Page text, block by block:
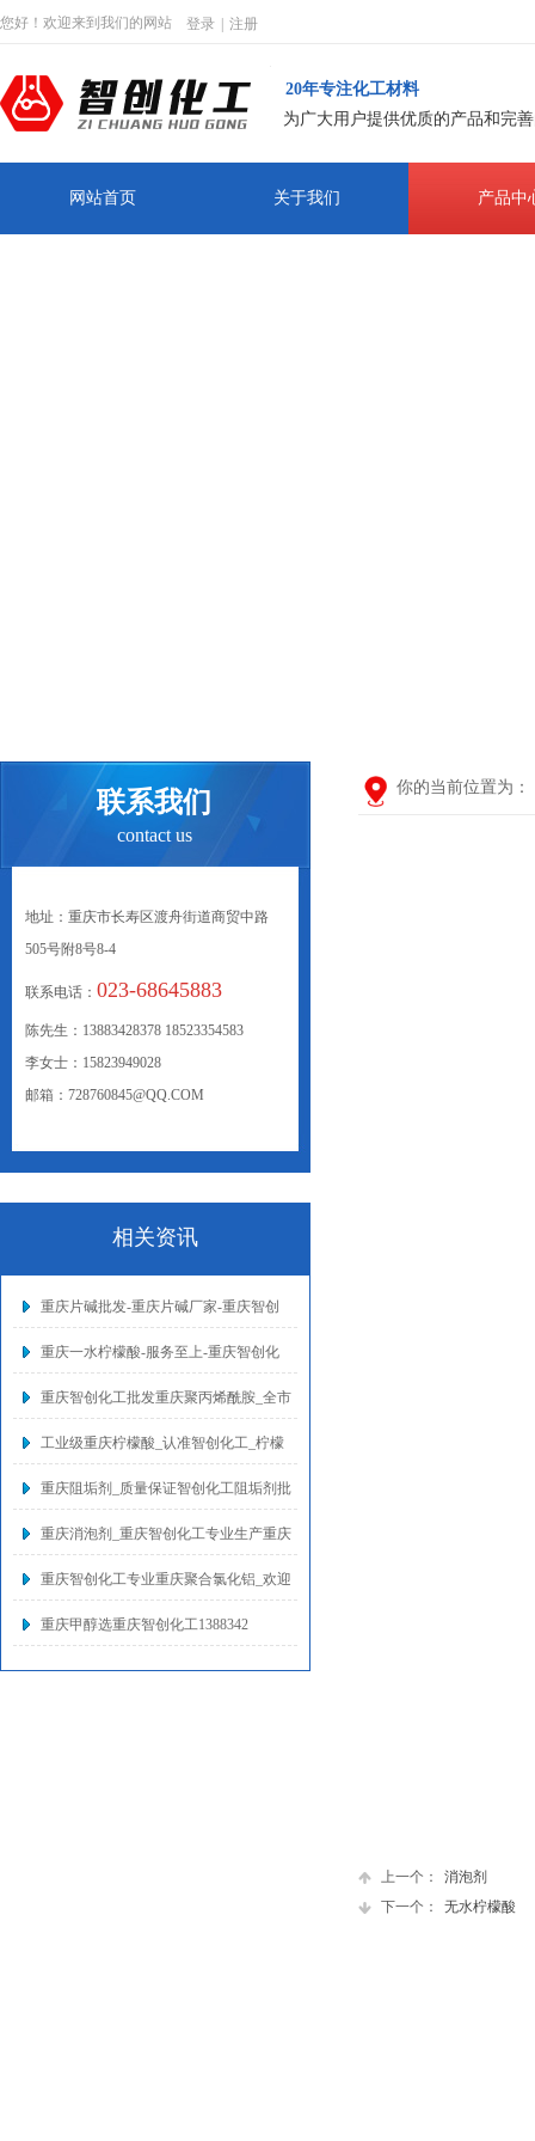
登录 注册
您好！欢迎来到我们的网站
20年专注化工材料
为广大用户提供优质的产品和完
网站首页 关于我们 产品中
你的当前位置为：
联系我们
contact us
上一个：
消泡剂
下一个：
无水柠檬酸
地址：重庆市长寿区渡舟街道商贸中路
505号附8号8-4
联系电话： 023-68645883
陈先生：13883428378 18523354583
李女士：15823949028
邮箱：728760845@QQ.COM
相关资讯
重庆片碱批发-重庆片碱厂家-重庆智创
重庆一水柠檬酸-服务至上-重庆智创化
重庆智创化工批发重庆聚丙烯酰胺_全市
工业级重庆柠檬酸_认准智创化工_柠檬
重庆阻垢剂_质量保证智创化工阻垢剂批
重庆消泡剂_重庆智创化工专业生产重庆
重庆智创化工专业重庆聚合氯化铝_欢迎
重庆甲醇选重庆智创化工1388342